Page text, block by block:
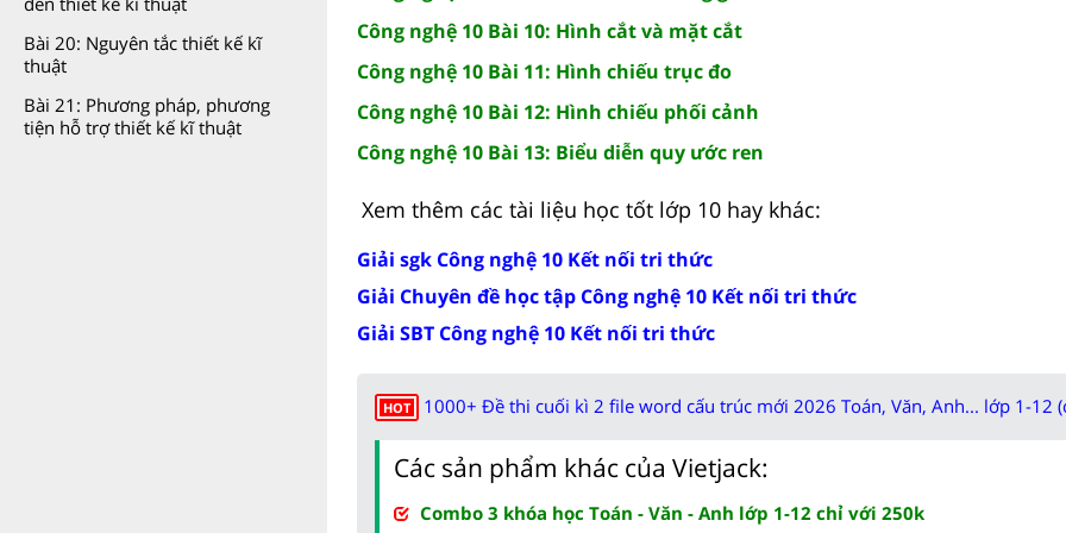
Bài 20: Nguyên tắc thiết kế kĩ
thuật
Bài 21: Phương pháp, phương
tiện hỗ trợ thiết kế kĩ thuật
Công nghệ 10 Bài 10: Hình cắt và mặt cắt
Công nghệ 10 Bài 11: Hình chiếu trục đo
Công nghệ 10 Bài 12: Hình chiếu phối cảnh
Công nghệ 10 Bài 13: Biểu diễn quy ước ren
Xem thêm các tài liệu học tốt lớp 10 hay khác:
Giải sgk Công nghệ 10 Kết nối tri thức
Giải Chuyên đề học tập Công nghệ 10 Kết nối tri thức
Giải SBT Công nghệ 10 Kết nối tri thức
HOT 1000+ Đề thi cuối kì 2 file word cấu trúc mới 2026 Toán, Văn, Anh... lớp 1-12
Các sản phẩm khác của Vietjack:
Combo 3 khóa học Toán - Văn - Anh lớp 1-12 chỉ với 250k